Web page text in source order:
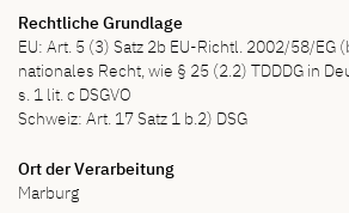
Rechtliche Grundlage
EU: Art. 5 (3) Satz 2b EU-Richtl. 2002/58/EG
nationales Recht, wie § 25 (2.2) TDDDG in
s. 1 lit. c DSGVO
Schweiz: Art. 17 Satz 1 b.2) DSG
Ort der Verarbeitung
Marburg